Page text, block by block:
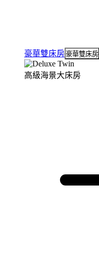
豪華雙床房豪華雙床房
高級海景大床房